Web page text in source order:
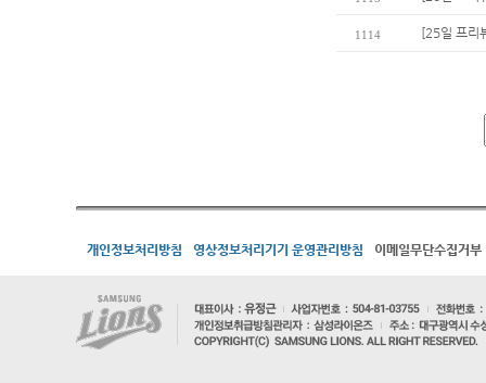
1114 [25일 프리
개인정보처리방침 영상정보처리기기 운영관리방침 이메일무단수집거부